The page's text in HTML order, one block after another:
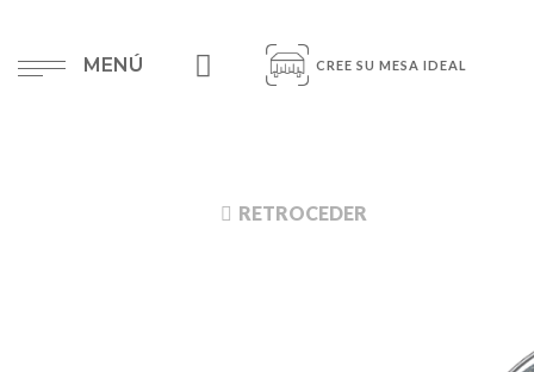
MENÚ CREE SU MESA IDEAL
RETROCEDER